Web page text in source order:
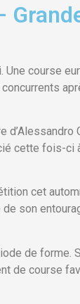
Une course
cette fois-
cet
son
de
de course